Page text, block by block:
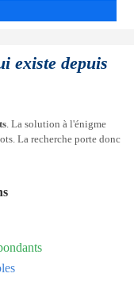
existe depuis
. La solution à l'énigme
La recherche porte donc